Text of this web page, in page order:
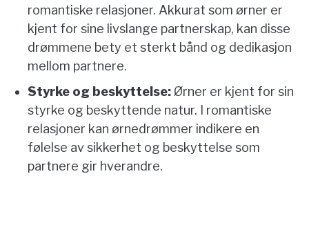
romantiske relasjoner. Akkurat som ørner er
kjent for sine livslange partnerskap, kan disse
drømmene bety et sterkt bånd og dedikasjon
mellom partnere.
Styrke og beskyttelse:Ørner er kjent for sin
styrke og beskyttende natur. I romantiske
relasjoner kan ørnedrømmer indikere en
følelse av sikkerhet og beskyttelse som
partnere gir hverandre.